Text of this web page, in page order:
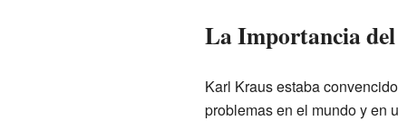
La Importancia
Karl Kraus estaba
problemas en el mundo y en